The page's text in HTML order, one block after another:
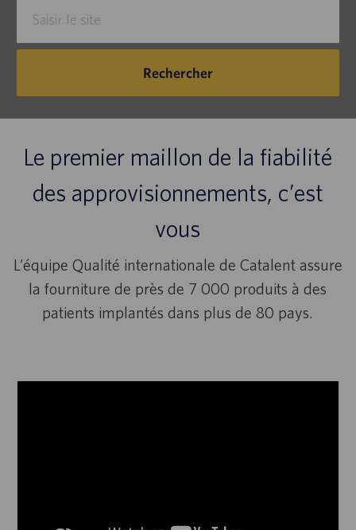
Location
Rechercher
Le premier maillon de la fiabilité
des approvisionnements, c’est
vous
L’équipe Qualité internationale de Catalent assure
la fourniture de près de 7 000 produits à des
patients implantés dans plus de 80 pays.